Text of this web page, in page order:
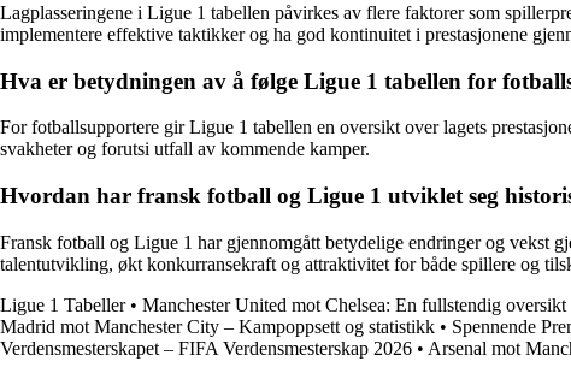
Lagplasseringene i Ligue 1 tabellen påvirkes av flere faktorer som
implementere effektive taktikker og ha god kontinuitet i prestasjonene
Hva er betydningen av å følge Ligue 1 tabellen for
For fotballsupportere gir Ligue 1 tabellen en oversikt over lagets
svakheter og forutsi utfall av kommende kamper.
Hvordan har fransk fotball og Ligue 1 utviklet seg
Fransk fotball og Ligue 1 har gjennomgått betydelige endringer og vekst
talentutvikling, økt konkurransekraft og attraktivitet for både spillere og
Ligue 1 Tabeller• Manchester United mot Chelsea: En fullstendig
Madrid mot Manchester City – Kampoppsett og statistikk • Spennende
Verdensmesterskapet – FIFA Verdensmesterskap 2026 • Arsenal mot